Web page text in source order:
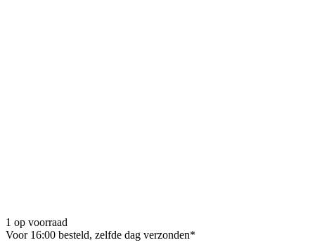
1 op voorraad
Voor 16:00 besteld, zelfde dag verzonden*